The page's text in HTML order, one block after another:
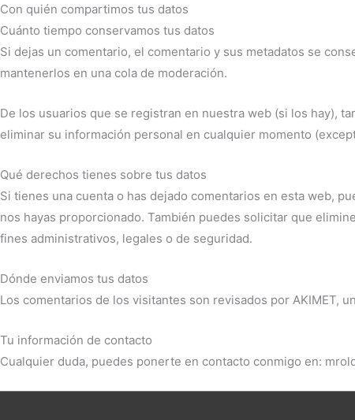
Con quién compartimos tus datos
Cuánto tiempo conservamos tus datos
Si dejas un comentario, el comentario y sus metadatos se
mantenerlos en una cola de moderación.
De los usuarios que se registran en nuestra web (si los hay),
eliminar su información personal en cualquier momento
Qué derechos tienes sobre tus datos
Si tienes una cuenta o has dejado comentarios en esta web,
nos hayas proporcionado. También puedes solicitar que
fines administrativos, legales o de seguridad.
Dónde enviamos tus datos
Los comentarios de los visitantes son revisados por AKIMET,
Tu información de contacto
Cualquier duda, puedes ponerte en contacto conmigo en: